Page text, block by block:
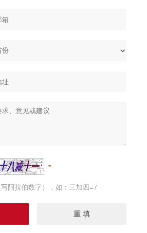
阿拉伯数字），如：三加四=7